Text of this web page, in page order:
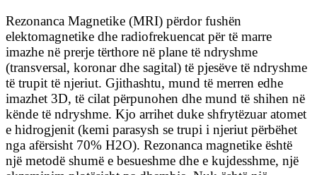
Rezonanca Magnetike (MRI) përdor fushën
elektomagnetike dhe radiofrekuencat për të marre
imazhe në prerje tërthore në plane të ndryshme
(transversal, koronar dhe sagital) të pjesëve të ndryshme
të trupit të njeriut. Gjithashtu, mund të merren edhe
imazhet 3D, të cilat përpunohen dhe mund të shihen në
kënde të ndryshme. Kjo arrihet duke shfrytëzuar atomet
e hidrogjenit (kemi parasysh se trupi i njeriut përbëhet
nga afërsisht 70% H2O). Rezonanca magnetike është
një metodë shumë e besueshme dhe e kujdesshme, një